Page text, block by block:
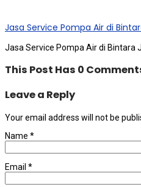
Jasa Service Pompa Air di
Jasa Service Pompa Air di Bintara
This Post Has 0
Leave a Reply
Your email address will not be
Name *
Email *